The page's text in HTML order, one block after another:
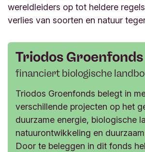
wereldleiders op tot heldere
verlies van soorten en natuur
Triodos Groenfonds
financiert biologische
Triodos Groenfonds belegt in
verschillende projecten op het
duurzame energie, biologische
natuurontwikkeling en
Door te beleggen in dit fonds